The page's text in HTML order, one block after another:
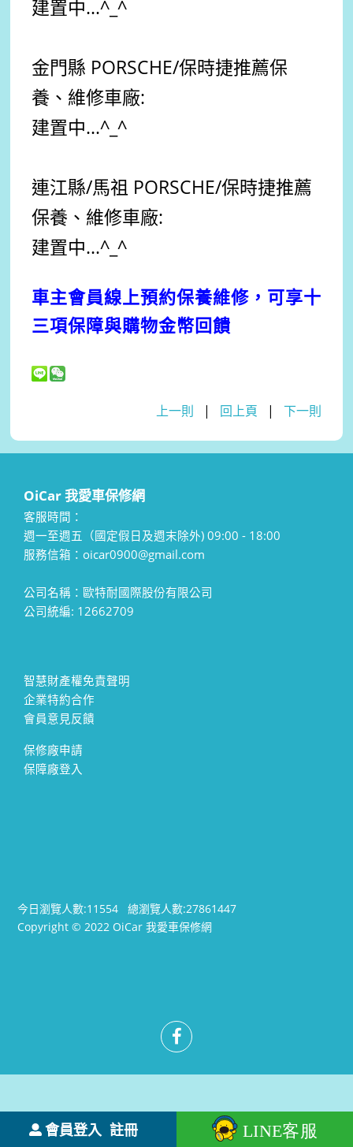
建置中...^_^
金門縣 PORSCHE/保時捷推薦保
養、維修車廠:
建置中...^_^
連江縣/馬祖 PORSCHE/保時捷推薦
保養、維修車廠:
建置中...^_^
車主會員線上預約保養維修，可享十
三項保障與購物金幣回饋
上一則 | 回上頁 |下一則
OiCar 我愛車保修網
客服時間：
週一至週五（國定假日及週末除外) 09:00 - 18:00
服務信箱：oicar0900@gmail.com
公司名稱：歐特耐國際股份有限公司
公司統編: 12662709
智慧財產權免責聲明
企業特約合作
會員意見反饋
保修廠申請
保障廠登入
今日瀏覽人數:11554總瀏覽人數:27861447
Copyright © 2022 OiCar 我愛車保修網
註冊
會員登入